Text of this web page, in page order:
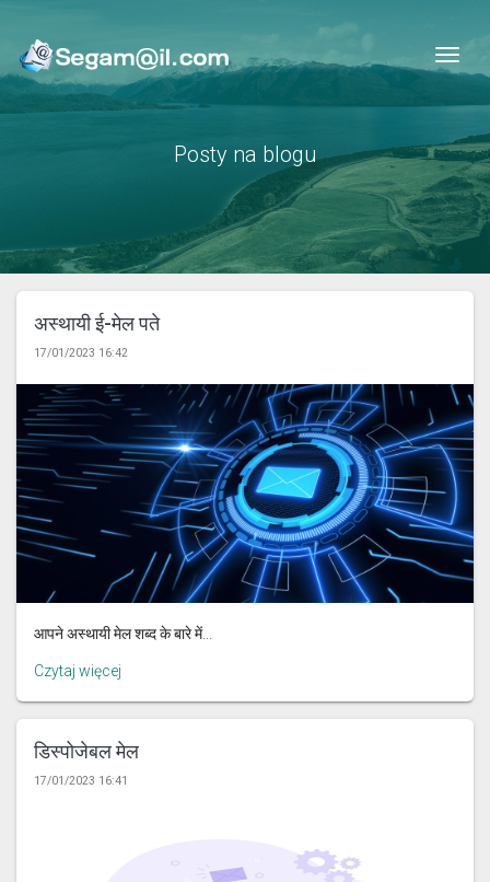
Nav
Posty na blogu
अस्थायी ई-मेल पते
17/01/2023 16:42
आपने अस्थायी मेल शब्द के बारे में...
Czytaj więcej
डिस्पोजेबल मेल
17/01/2023 16:41